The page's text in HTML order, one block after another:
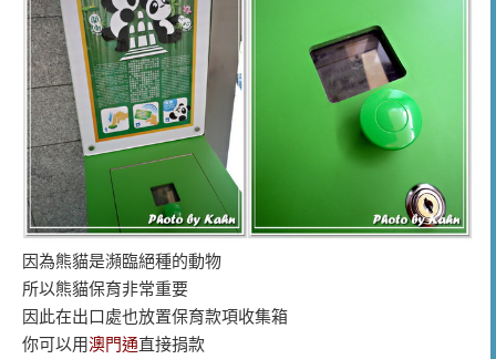
因為熊貓是瀕臨絕種的動物
所以熊貓保育非常重要
因此在出口處也放置保育款項收集箱
你可以用澳門通直接捐款